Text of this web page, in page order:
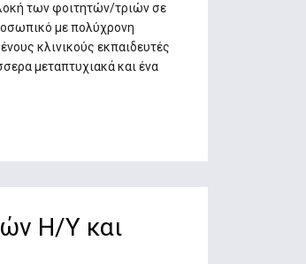
των φοιτητών/τριών σε
με πολύχρονη
κλινικούς εκπαιδευτές
μεταπτυχιακά και ένα
Η/Υ και